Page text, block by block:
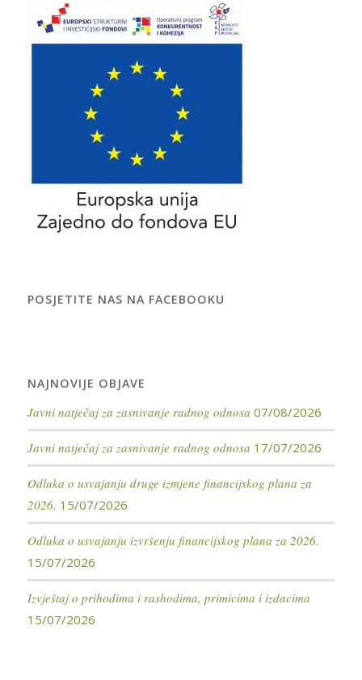
POSJETITE NAS NA FACEBOOKU
NAJNOVIJE OBJAVE
Javni natječaj za zasnivanje radnog odnosa 07/08/2026
Javni natječaj za zasnivanje radnog odnosa 17/07/2026
Odluka o usvajanju druge izmjene financijskog plana za
2026. 15/07/2026
Odluka o usvajanju izvršenju financijskog plana za 2026.
15/07/2026
Izvještaj o prihodima i rashodima, primicima i izdacima
15/07/2026